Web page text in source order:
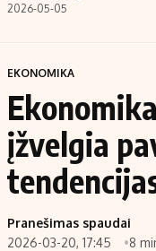
2026-05-05
EKONOMIKA
įžvelgia
Pranešimas spaudai
2026-03-20, 17:45
8